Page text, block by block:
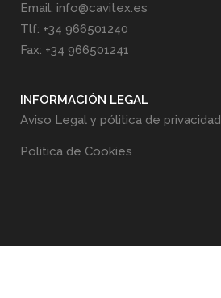
Email: info@cavitex.es
Tlf: +34 966501240
Fax: +34 966501241
INFORMACIÓN LEGAL
Aviso Legal y pólitica de privacidad
Politica de Cookies